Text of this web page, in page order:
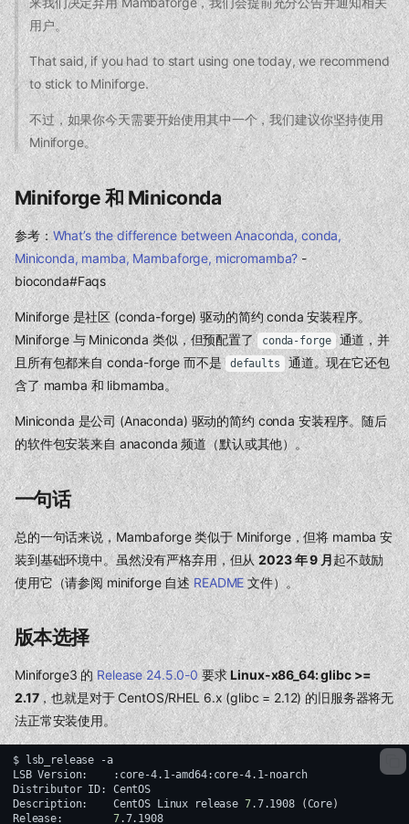
用户。
That said, if you had to start using one today, we recommend
to stick to Miniforge.
不过，如果你今天需要开始使用其中一个，我们建议你坚持使用
Miniforge。
Miniforge 和 Miniconda
参考：What’s the difference between Anaconda, conda,
Miniconda, mamba, Mambaforge, micromamba?-
bioconda#Faqs
Miniforge 是社区 (conda-forge) 驱动的简约 conda 安装程序。
Miniforge 与 Miniconda 类似，但预配置了 conda-forge 通道，并
且所有包都来自 conda-forge 而不是 defaults
通道。现在它还包
含了 mamba 和 libmamba。
Miniconda 是公司 (Anaconda) 驱动的简约 conda 安装程序。随后
的软件包安装来自 anaconda 频道（默认或其他）。
一句话
总的一句话来说，Mambaforge 类似于 Miniforge，但将 mamba 安
装到基础环境中。虽然没有严格弃用，但从2023 年 9 月起不鼓励
使用它（请参阅 miniforge 自述README文件）。
版本选择
Miniforge3 的Release 24.5.0-0要求Linux-x86_64: glibc >=
2.17，也就是对于 CentOS/RHEL 6.x (glibc = 2.12) 的旧服务器将无
法正常安装使用。
$ lsb_release
-a
LSB Version:
:core-4.1-amd64:core-4.1-noarch
Distributor ID:
CentOS
Description:
CentOS Linux release 7.7.1908 (Core)
Release:
7.7.1908